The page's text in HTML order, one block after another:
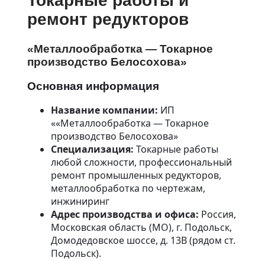
Развертка отверстий
Зуборезные работы
Зубодолбежные работы
Шлифование
Ремонт оборудования
Запчасти для автогрейдера
грузоподъемного крана
Запчасти для козлового крана
Машиностроительные
компоненты
Промышленный вал
Конструирование
Инженерно —
конструкторское бюро
Реверс инжиниринг
Детали на заказ
Втулки
Валы
Раскатные кольца
Шестерня
Шевронная шестерня
Червячные пары
Гипоидная пара
ремонт редукторов
«Металлообработка — Токарное
производство Белосохова»
Основная информация
Название компании: ИП
««Металлообработка — Токарное
производство Белосохова»
Специализация: Токарные работы
любой сложности, профессиональный
ремонт промышленных редукторов,
металлообработка по чертежам,
инжиниринг
Адрес производства и офиса: Россия,
Московская область (МО), г. Подольск,
Домодедовское шоссе, д. 13В (рядом ст.
Подольск).